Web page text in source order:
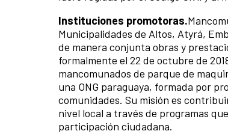
Instituciones promotoras.
Municipalidades de Altos, Atyrá,
de manera conjunta obras y
formalmente el 22 de octubre de
mancomunados de parque de
una ONG paraguaya, formada por
comunidades. Su misión es
nivel local a través de programas
participación ciudadana.